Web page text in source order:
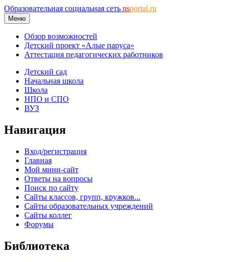
Образовательная социальная сеть nsportal.ru
Меню
Обзор возможностей
Детский проект «Алые паруса»
Аттестация педагогических работников
Детский сад
Начальная школа
Школа
НПО и СПО
ВУЗ
Навигация
Вход/регистрация
Главная
Мой мини-сайт
Ответы на вопросы
Поиск по сайту
Сайты классов, групп, кружков...
Сайты образовательных учреждений
Сайты коллег
Форумы
Библиотека